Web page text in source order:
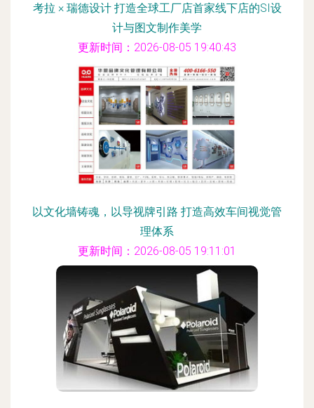
考拉 × 瑞德设计 打造全球工厂店首家线下店的SI设
计与图文制作美学
更新时间：2026-08-05 19:40:43
以文化墙铸魂，以导视牌引路 打造高效车间视觉管
理体系
更新时间：2026-08-05 19:11:01